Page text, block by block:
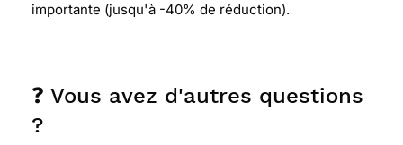
importante (jusqu'à -40% de réduction).
❓ Vous avez d'autres questions
?